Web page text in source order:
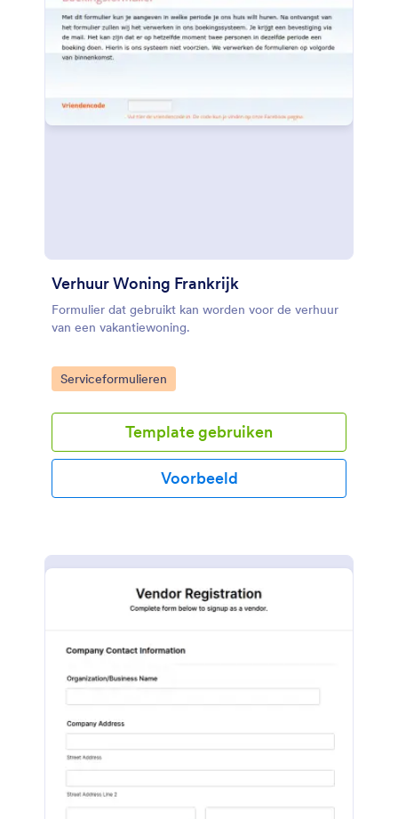
Verhuur Woning Frankrijk
Formulier dat gebruikt kan worden voor de verhuur
van een vakantiewoning.
Go to Category:
Serviceformulieren
Template gebruiken
Voorbeeld